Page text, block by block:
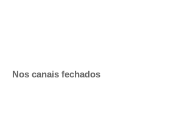
Nos canais fechados